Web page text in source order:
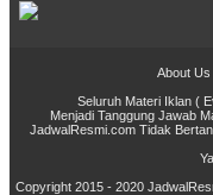
About Us
Seluruh Materi Iklan (
Menjadi Tanggung Jawab
JadwalResmi.com Tidak
Copyright 2015 - 2020